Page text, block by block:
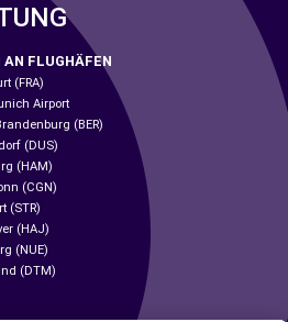
AN FLUGHÄFEN
(FRA)
Airport
(BER)
(DUS)
(HAM)
(CGN)
(STR)
(HAJ)
(NUE)
(DTM)